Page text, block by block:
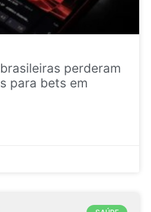
perderam
para bets em